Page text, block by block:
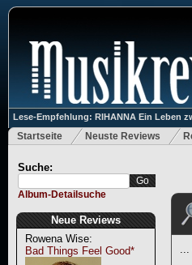
Lese-Empfehlung: RIHANNA Ein Leben
Startseite Neuste Reviews
Suche:
Album-Detailsuche
Neue Reviews
Rowena Wise:
Bad Things Feel Good*